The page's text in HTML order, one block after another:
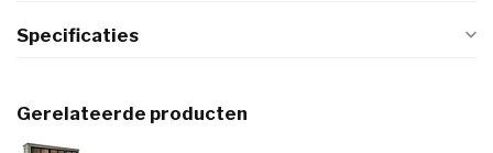
Specificaties
Gerelateerde producten